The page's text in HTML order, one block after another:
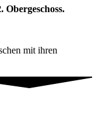
Obergeschoss.
mit ihren